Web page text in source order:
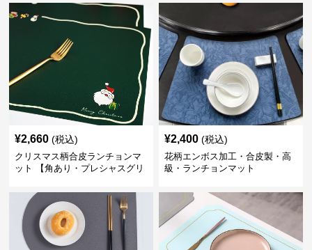
¥2,660 (税込)
クリスマス柄合皮ランチョンマ
ット 【角あり・プレシャスグリ
¥2,400 (税込)
花柄エンボス加工・合皮製・高
級・ランチョンマット